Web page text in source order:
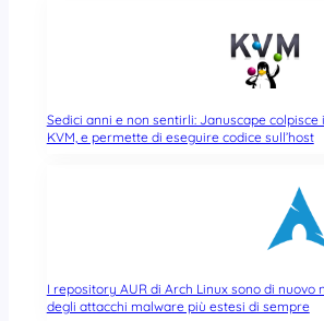
Sedici anni e non sentirli: Januscape colpisce
KVM, e permette di eseguire codice sull’host
I repository AUR di Arch Linux sono di nuovo
degli attacchi malware più estesi di sempre